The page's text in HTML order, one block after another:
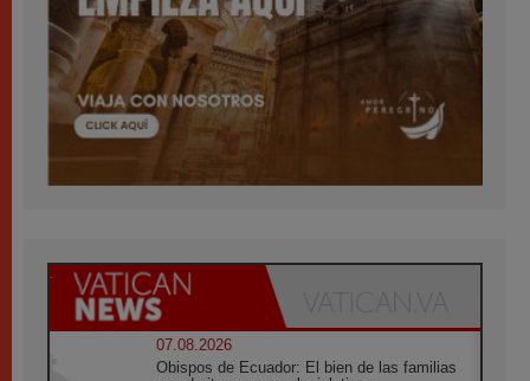
07.08.2026
Obispos de Ecuador: El bien de las familias